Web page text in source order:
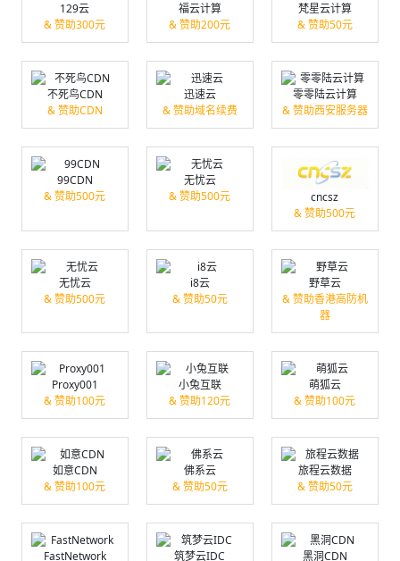
129云
& 赞助300元
福云计算
& 赞助200元
梵星云计算
& 赞助50元
不死鸟CDN
& 赞助CDN
迅速云
& 赞助域名续费
零零陆云计算
& 赞助西安服务器
99CDN
& 赞助500元
无忧云
& 赞助500元
cncsz
& 赞助500元
无忧云
& 赞助500元
i8云
& 赞助50元
野草云
& 赞助香港高防机
器
Proxy001
& 赞助100元
小兔互联
& 赞助120元
萌狐云
& 赞助100元
如意CDN
& 赞助100元
佛系云
& 赞助50元
旅程云数据
& 赞助50元
FastNetwork 筑梦云IDC 黑洞CDN